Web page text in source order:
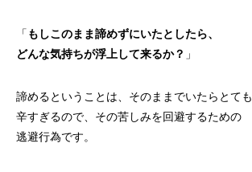
「 もしこのまま諦めずにいたとしたら、
どんな気持ちが浮上して来るか？ 」
諦めるということは、そのままでいたらとても
辛すぎるので、その苦しみを回避するための
逃避行為です。